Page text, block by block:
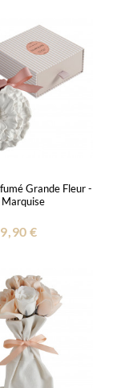
Grande Fleur -
Marquise
€